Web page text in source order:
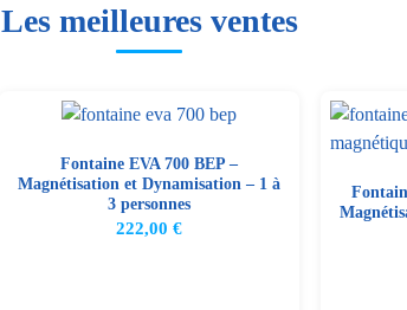
Les meilleures ventes
Fontaine EVA 700 BEP –
Magnétisation et Dynamisation – 1 à
3 personnes
222,00 €